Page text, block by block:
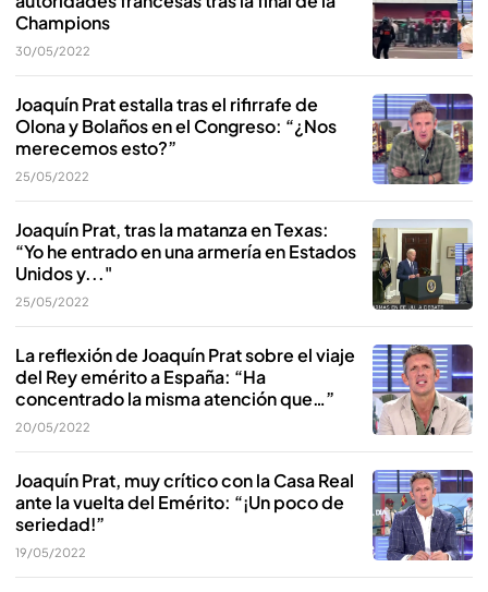
Champions
30/05/2022
Joaquín Prat estalla tras el rifirrafe de
Olona y Bolaños en el Congreso: “¿Nos
merecemos esto?”
25/05/2022
Joaquín Prat, tras la matanza en Texas:
“Yo he entrado en una armería en Estados
Unidos y..."
25/05/2022
La reflexión de Joaquín Prat sobre el viaje
del Rey emérito a España: “Ha
concentrado la misma atención que…”
20/05/2022
Joaquín Prat, muy crítico con la Casa Real
ante la vuelta del Emérito: “¡Un poco de
seriedad!”
19/05/2022